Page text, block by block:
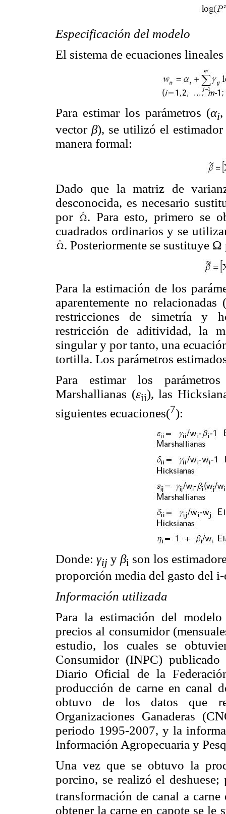
Especificación del modelo
El sistema de ecuaciones
Para estimar los parámetros (αi
vector β), se utilizó el estimador
manera formal:
Dado que la matriz de
desconocida, es necesario
por
. Para esto, primero se
cuadrados ordinarios y se
. Posteriormente se sustituye
Para la estimación de los
aparentemente no
restricciones de simetría y
restricción de aditividad, la
singular y por tanto, una
tortilla. Los parámetros
Para estimar los
Marshallianas (εii), las
siguientes ecuaciones(7):
Donde:γij yβi son los
proporción media del gasto del
Información utilizada
Para la estimación del
precios al consumidor
estudio, los cuales se
Consumidor (INPC)
Diario Oficial de la
producción de carne en canal
obtuvo de los datos que
Organizaciones Ganaderas
periodo 1995-2007, y la
Información Agropecuaria y
Una vez que se obtuvo la
porcino, se realizó el
transformación de canal a
obtener la carne en capote se le